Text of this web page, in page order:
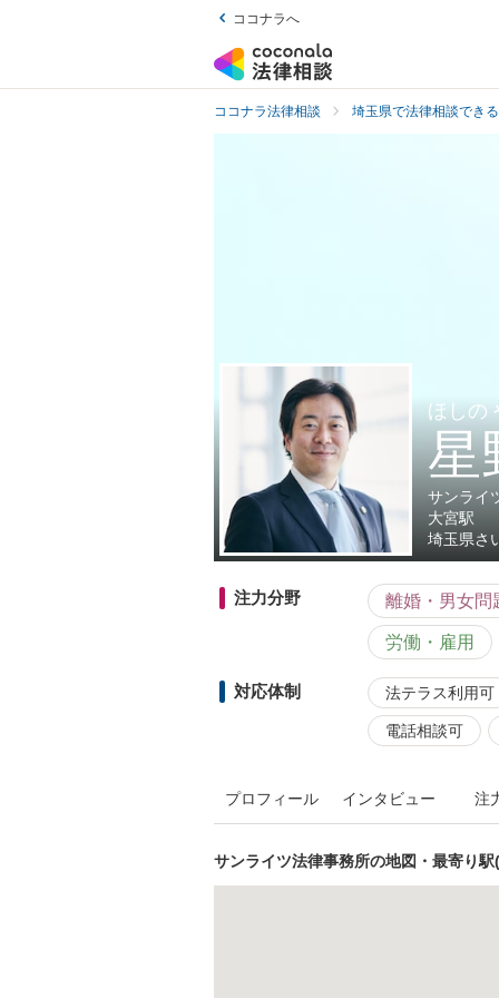
ココナラへ
ココナラ法律相談 埼玉県で法律相談でき
ほしの
星
サンライ
大宮駅
埼玉県さ
注力分野 離婚・男女問
労働・雇用
対応体制 法テラス利用可
電話相談可
プロフィール インタビュー 注
サンライツ法律事務所の地図・最寄り